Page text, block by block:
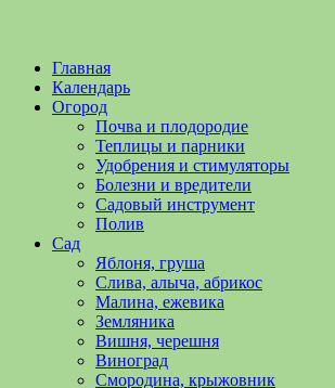
Садоводство
Огородничество
Садоводство
огородничество
полезные
уходу
овощами,
растениями
Поможем
Главная
Календарь
Огород
Почва и плодородие
Теплицы и парники
Удобрения и стимуляторы
Болезни и вредители
Садовый инструмент
Полив
Сад
Яблоня, груша
Слива, алыча, абрикос
Малина, ежевика
Земляника
Вишня, черешня
Виноград
Смородина, крыжовник